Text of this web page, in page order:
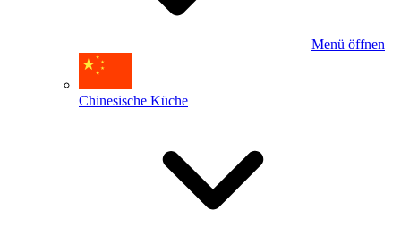
Menü öffnen
Chinesische Küche